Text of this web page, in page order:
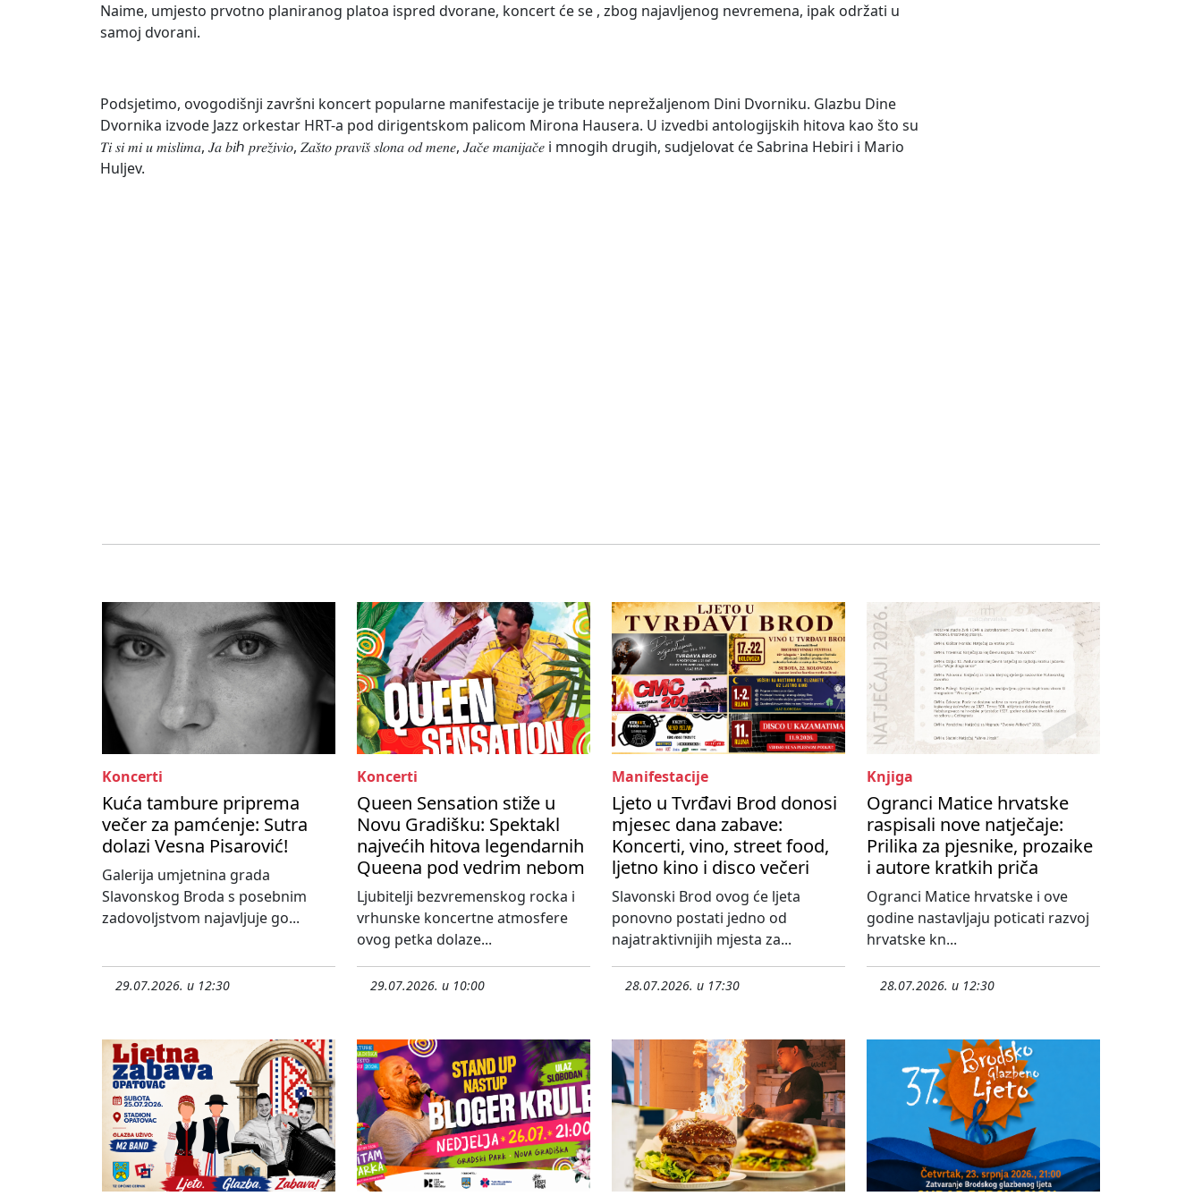
Naime, umjesto prvotno planiranog platoa ispred dvorane, koncert će se , zbog najavljenog nevremena, ipak održati u
samoj dvorani.
Podsjetimo, ovogodišnji završni koncert popularne manifestacije je tribute neprežaljenom Dini Dvorniku. Glazbu Dine
Dvornika izvode Jazz orkestar HRT-a pod dirigentskom palicom Mirona Hausera. U izvedbi antologijskih hitova kao što su
𝑇𝑖 𝑠𝑖 𝑚𝑖 𝑢 𝑚𝑖𝑠𝑙𝑖𝑚𝑎, 𝐽𝑎 𝑏𝑖ℎ 𝑝𝑟𝑒𝑧̌𝑖𝑣𝑖𝑜, 𝑍𝑎𝑠̌𝑡𝑜 𝑝𝑟𝑎𝑣𝑖𝑠̌ 𝑠𝑙𝑜𝑛𝑎 𝑜𝑑 𝑚𝑒𝑛𝑒, 𝐽𝑎𝑐̌𝑒 𝑚𝑎𝑛𝑖𝑗𝑎𝑐̌𝑒 i mnogih drugih, sudjelovat će Sabrina Hebiri i Mario
Huljev.
Koncerti
Kuća tambure priprema
večer za pamćenje: Sutra
dolazi Vesna Pisarović!
Galerija umjetnina grada
Slavonskog Broda s posebnim
zadovoljstvom najavljuje go...
29.07.2026. u 12:30
Koncerti
Queen Sensation stiže u
Novu Gradišku: Spektakl
najvećih hitova legendarnih
Queena pod vedrim nebom
Ljubitelji bezvremenskog rocka i
vrhunske koncertne atmosfere
ovog petka dolaze...
29.07.2026. u 10:00
Manifestacije
Ljeto u Tvrđavi Brod donosi
mjesec dana zabave:
Koncerti, vino, street food,
ljetno kino i disco večeri
Slavonski Brod ovog će ljeta
ponovno postati jedno od
najatraktivnijih mjesta za...
28.07.2026. u 17:30
Knjiga
Ogranci Matice hrvatske
raspisali nove natječaje:
Prilika za pjesnike, prozaike
i autore kratkih priča
Ogranci Matice hrvatske i ove
godine nastavljaju poticati razvoj
hrvatske kn...
28.07.2026. u 12:30